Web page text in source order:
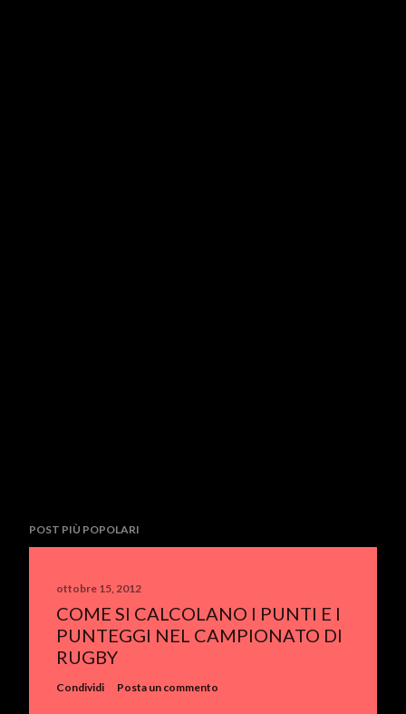
POST PIÙ POPOLARI
ottobre 15, 2012
COME SI CALCOLANO I PUNTI E I
PUNTEGGI NEL CAMPIONATO DI
RUGBY
Condividi Posta un commento